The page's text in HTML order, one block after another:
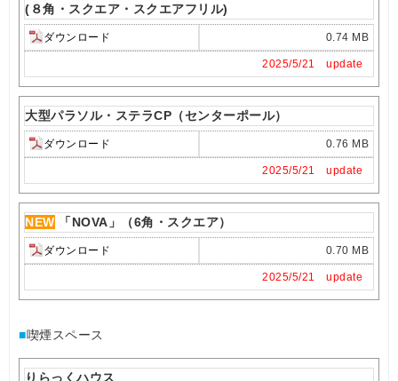
(８角・スクエア・スクエアフリル)
ダウンロード 0.74 MB
2025/5/21 update
大型パラソル・ステラCP（センターポール）
ダウンロード 0.76 MB
2025/5/21 update
NEW 「NOVA」（6角・スクエア）
ダウンロード 0.70 MB
2025/5/21 update
■喫煙スペース
りらっくハウス